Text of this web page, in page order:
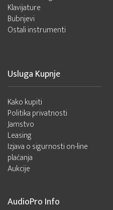
Klavijature
Bubnjevi
Ostali instrumenti
Usluga Kupnje
Kako kupiti
Politika privatnosti
Jamstvo
Leasing
Izjava o sigurnosti on-line
plaćanja
Aukcije
AudioPro Info